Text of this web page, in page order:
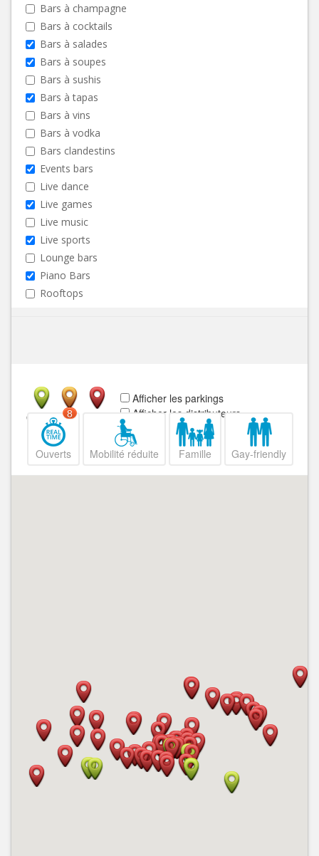
Bars à champagne
Bars à cocktails
Bars à salades
Bars à soupes
Bars à sushis
Bars à tapas
Bars à vins
Bars à vodka
Bars clandestins
Events bars
Live dance
Live games
Live music
Live sports
Lounge bars
Piano Bars
Rooftops
Afficher les parkings
Afficher les distributeurs
Ouvert
Ouverts
8
Mobilité réduite Famille Gay-friendly